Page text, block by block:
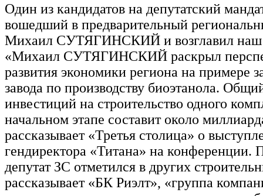
Один из кандидатов на депутатский
вошедший в предварительный
Михаил СУТЯГИНСКИЙ и возглавил наш
«Михаил СУТЯГИНСКИЙ раскрыл
развития экономики региона на примере
завода по производству биоэтанола.
инвестиций на строительство одного
начальном этапе составит около
рассказывает «Третья столица» о
гендиректора «Титана» на конференции.
депутат ЗС отметился в других
рассказывает «БК Риэлт», «группа